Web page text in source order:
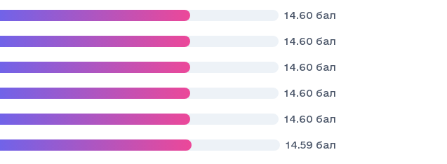
14.60 бал
14.60 бал
14.60 бал
14.60 бал
14.60 бал
14.59 бал